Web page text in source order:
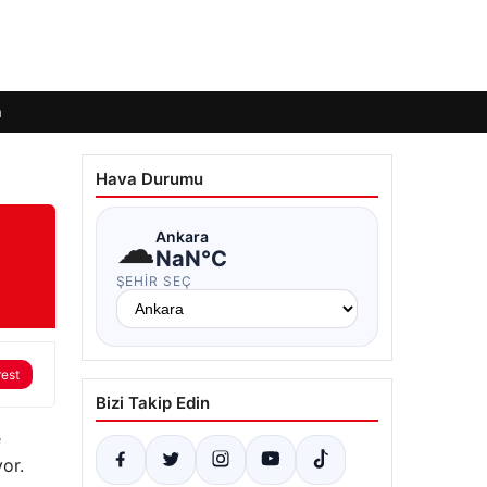
Hava Durumu
☁Ankara
NaN°C
ŞEHIR SEÇ
Bizi Takip Edin